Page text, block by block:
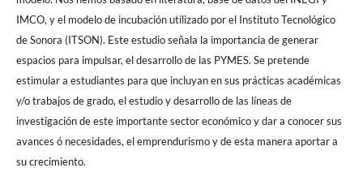
IMCO, y el modelo de incubación utilizado por el Instituto Tecnológico
de Sonora (ITSON). Este estudio señala la importancia de generar
espacios para impulsar, el desarrollo de las PYMES. Se pretende
estimular a estudiantes para que incluyan en sus prácticas académicas
y/o trabajos de grado, el estudio y desarrollo de las líneas de
investigación de este importante sector económico y dar a conocer sus
avances ó necesidades, el emprendurismo y de esta manera aportar a
su crecimiento.